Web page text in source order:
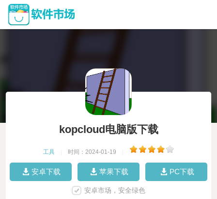
kopcloud电脑版下载
工具 时间：2024-01-19
安卓下载 苹果下载 PC下载
安卓市场，安全绿色